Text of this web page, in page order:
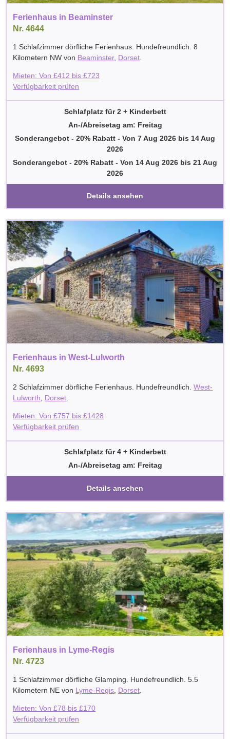
Ferienhaus in Beaminster
Nr. 4644
1 Schlafzimmer dörfliche Ferienhaus. Hundefreundlich. 8
Kilometern NW von Beaminster, Dorset
Mieten: Von£412 bis£723
Verfügbarkeit prüfen
Schlafplatz für 2 + Kinderbett
An-/Abreisetag am: Freitag
Sonderangebot - 20% Rabatt - Von 7 Aug 2026 bis 14 Aug
2026
Sonderangebot - 20% Rabatt - Von 14 Aug 2026 bis 21 Aug
2026
Details ansehen
Ferienhaus in West-Lulworth
Nr. 4693
2 Schlafzimmer dörfliche Ferienhaus. Hundefreundlich.West-
Lulworth
Dorset
Mieten: Von£757 bis£1428
Verfügbarkeit prüfen
Schlafplatz für 4 + Kinderbett
An-/Abreisetag am: Freitag
Details ansehen
Ferienhaus in Lyme-Regis
Nr. 4723
1 Schlafzimmer dörfliche Glamping. Hundefreundlich. 5.5
Kilometern NE von Lyme-Regis Dorset
Mieten: Von£78 bis£170
Verfügbarkeit prüfen